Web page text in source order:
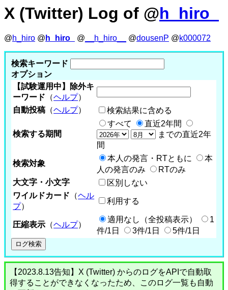
X (Twitter) Log of @h_hiro_
@h_hiro @ h_hiro_ @ __h_hiro__ @dousenP @k000072
検索キーワード
オプション
【試験運用中】除外キ
ーワード （ヘルプ）
自動投稿 （ヘルプ） 検索結果に含める
検索する期間
すべて
直近2年間
までの直近2年
間
検索対象
本人の発言・RTともに
本
人の発言のみ
RTのみ
大文字・小文字
区別しない
ワイルドカード （ヘル
プ）
利用する
圧縮表示 （ヘルプ）
適用なし（全投稿表示）
1
件/1日
3件/1日 5件/1日
【2023.8.13告知】X (Twitter) からのログをAPIで自動取
得することができなくなったため、このログ一覧も自動